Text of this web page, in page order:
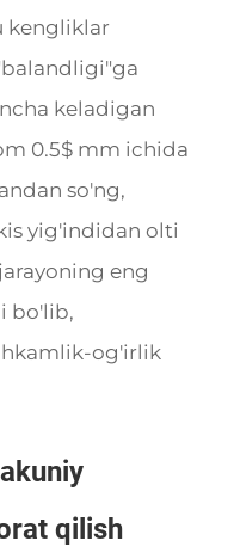
kengliklar
keladigan
0.5$ mm ichida
so'ng,
yig'indidan olti
eng
bo'lib,
og'irlik
qilish